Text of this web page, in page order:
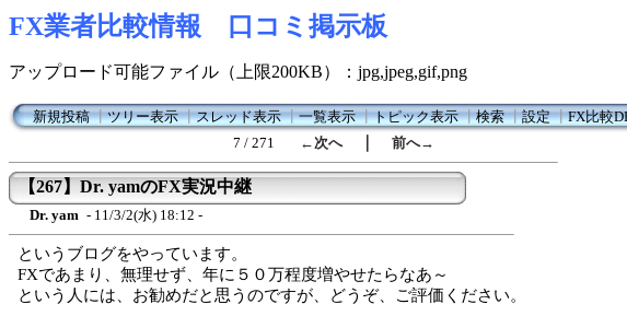
FX業者比較情報 口コミ掲示板
アップロード可能ファイル（上限200KB）：jpg,jpeg,gif,png
新規投稿┃ツリー表示┃スレッド表示┃一覧表示┃トピック表示┃検索┃設定┃FX比較
7 / 271
←次へ｜ 前へ→
【267】Dr. yamのFX実況中継
Dr. yam - 11/3/2(水) 18:12 -
というブログをやっています。
FXであまり、無理せず、年に５０万程度増やせたらなあ～
という人には、お勧めだと思うのですが、どうぞ、ご評価ください。